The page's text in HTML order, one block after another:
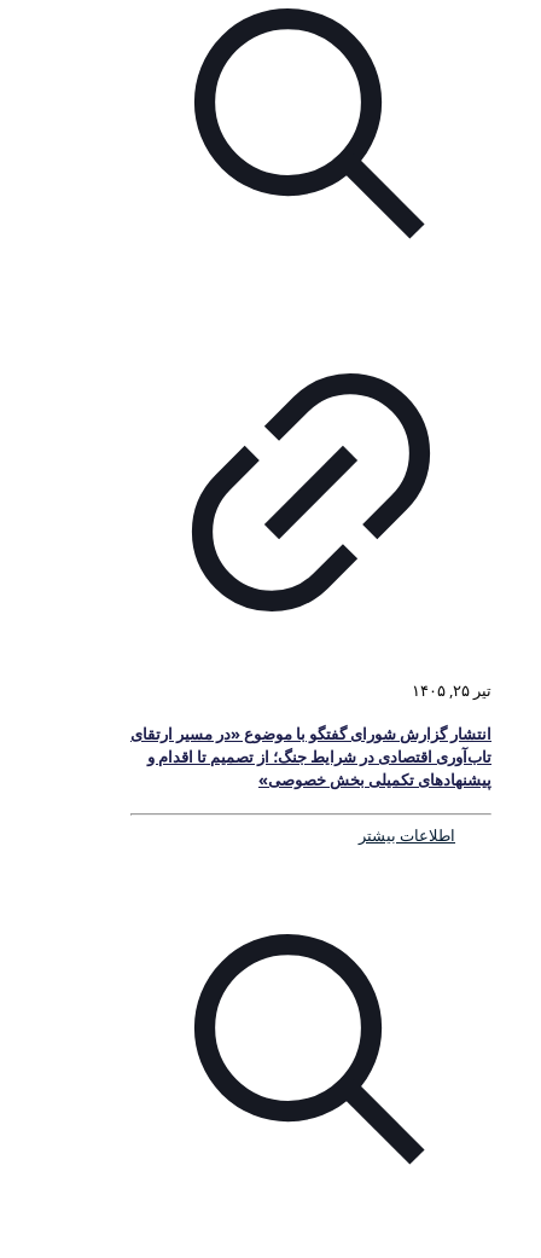
تیر ۲۵, ۱۴۰۵
انتشار گزارش شورای گفتگو با موضوع «در مسیر ارتقای
تاب‌آوری اقتصادی در شرایط جنگ؛ از تصمیم تا اقدام و
پیشنهادهای تکمیلی بخش خصوصی»
اطلاعات بیشتر